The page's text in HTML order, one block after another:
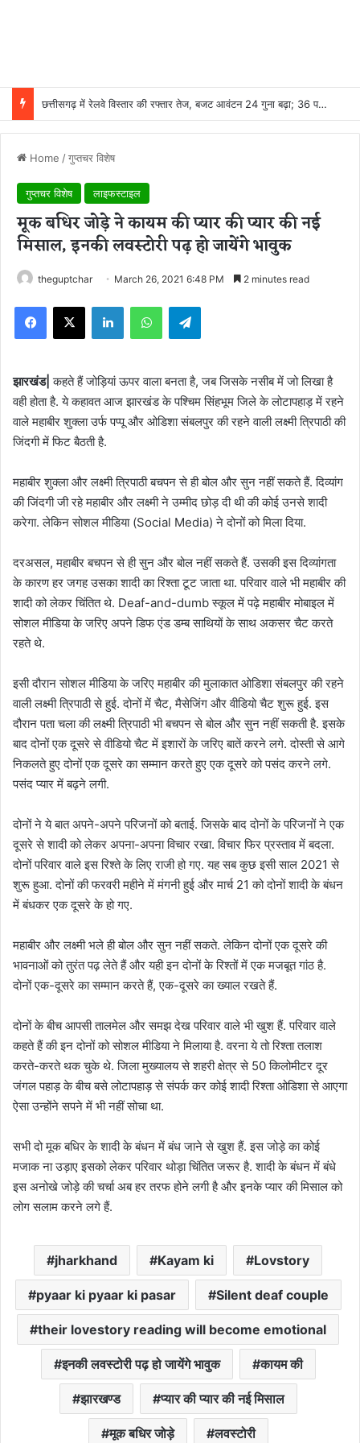
छत्तीसगढ़ में रेलवे विस्तार की रफ्तार तेज, बजट आवंटन 24 गुना बढ़ा; 36 परियोजनाओं पर चल रहा काम
Home /गुप्तचर विशेष
गुप्तचर विशेष लाइफस्टाइल
मूक बधिर जोड़े ने कायम की प्यार की प्यार की नई
मिसाल, इनकी लवस्टोरी पढ़ हो जायेंगे भावुक
theguptchar March 26, 2021 6:48 PM 2 minutes read
झारखंड| कहते हैं जोड़ियां ऊपर वाला बनता है, जब जिसके नसीब में जो लिखा है
वही होता है. ये कहावत आज झारखंड के पश्चिम सिंहभूम जिले के लोटापहाड़ में रहने
वाले महाबीर शुक्ला उर्फ पप्पू और ओडिशा संबलपुर की रहने वाली लक्ष्मी त्रिपाठी की
जिंदगी में फिट बैठती है.
महाबीर शुक्ला और लक्ष्मी त्रिपाठी बचपन से ही बोल और सुन नहीं सकते हैं. दिव्यांग
की जिंदगी जी रहे महाबीर और लक्ष्मी ने उम्मीद छोड़ दी थी की कोई उनसे शादी
करेगा. लेकिन सोशल मीडिया (Social Media) ने दोनों को मिला दिया.
दरअसल, महाबीर बचपन से ही सुन और बोल नहीं सकते हैं. उसकी इस दिव्यांगता
के कारण हर जगह उसका शादी का रिश्ता टूट जाता था. परिवार वाले भी महाबीर की
शादी को लेकर चिंतित थे. Deaf-and-dumb स्कूल में पढ़े महाबीर मोबाइल में
सोशल मीडिया के जरिए अपने डिफ एंड डम्ब साथियों के साथ अकसर चैट करते
रहते थे.
इसी दौरान सोशल मीडिया के जरिए महाबीर की मुलाकात ओडिशा संबलपुर की रहने
वाली लक्ष्मी त्रिपाठी से हुई. दोनों में चैट, मैसेजिंग और वीडियो चैट शुरू हुई. इस
दौरान पता चला की लक्ष्मी त्रिपाठी भी बचपन से बोल और सुन नहीं सकती है. इसके
बाद दोनों एक दूसरे से वीडियो चैट में इशारों के जरिए बातें करने लगे. दोस्ती से आगे
निकलते हुए दोनों एक दूसरे का सम्मान करते हुए एक दूसरे को पसंद करने लगे.
पसंद प्यार में बढ़ने लगी.
दोनों ने ये बात अपने-अपने परिजनों को बताई. जिसके बाद दोनों के परिजनों ने एक
दूसरे से शादी को लेकर अपना-अपना विचार रखा. विचार फिर प्रस्ताव में बदला.
दोनों परिवार वाले इस रिश्ते के लिए राजी हो गए. यह सब कुछ इसी साल 2021 से
शुरू हुआ. दोनों की फरवरी महीने में मंगनी हुई और मार्च 21 को दोनों शादी के बंधन
में बंधकर एक दूसरे के हो गए.
महाबीर और लक्ष्मी भले ही बोल और सुन नहीं सकते. लेकिन दोनों एक दूसरे की
भावनाओं को तुरंत पढ़ लेते हैं और यही इन दोनों के रिश्तों में एक मजबूत गांठ है.
दोनों एक-दूसरे का सम्मान करते हैं, एक-दूसरे का ख्याल रखते हैं.
दोनों के बीच आपसी तालमेल और समझ देख परिवार वाले भी खुश हैं. परिवार वाले
कहते हैं की इन दोनों को सोशल मीडिया ने मिलाया है. वरना ये तो रिश्ता तलाश
करते-करते थक चुके थे. जिला मुख्यालय से शहरी क्षेत्र से 50 किलोमीटर दूर
जंगल पहाड़ के बीच बसे लोटापहाड़ से संपर्क कर कोई शादी रिश्ता ओडिशा से आएगा
ऐसा उन्होंने सपने में भी नहीं सोचा था.
सभी दो मूक बधिर के शादी के बंधन में बंध जाने से खुश हैं. इस जोड़े का कोई
मजाक ना उड़ाए इसको लेकर परिवार थोड़ा चिंतित जरूर है. शादी के बंधन में बंधे
इस अनोखे जोड़े की चर्चा अब हर तरफ होने लगी है और इनके प्यार की मिसाल को
लोग सलाम करने लगे हैं.
jharkhand Kayam ki Lovstory
pyaar ki pyaar ki pasar Silent deaf couple
their lovestory reading will become emotional
इनकी लवस्टोरी पढ़ हो जायेंगे भावुक कायम की
झारखण्ड प्यार की प्यार की नई मिसाल
मूक बधिर जोड़े लवस्टोरी